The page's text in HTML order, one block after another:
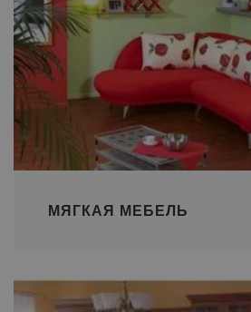
МЯГКАЯ МЕБЕЛЬ